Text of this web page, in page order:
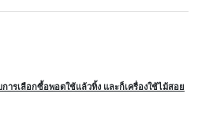
รเลือกซื้อพอตใช้แล้วทิ้ง และก็เครื่องใช้ไม้สอย